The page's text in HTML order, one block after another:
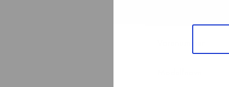
GRAM BAKER-